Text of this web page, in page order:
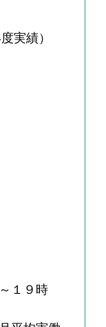
実績）
１９時